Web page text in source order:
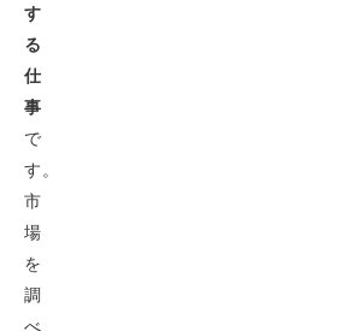
す
る
仕
事
で
す。
市
場
を
調
べ、